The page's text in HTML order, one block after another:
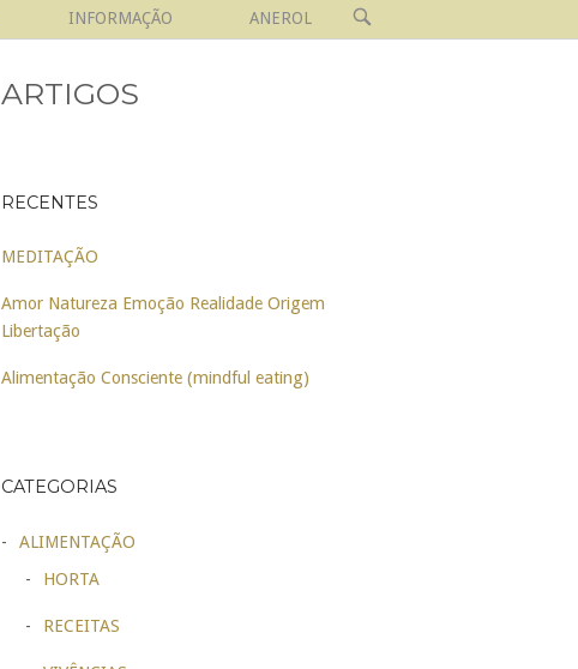
INFORMAÇÃO ANEROL
OPEN
ARTIGOS
RECENTES
MEDITAÇÃO
Amor Natureza Emoção Realidade Origem
Libertação
Alimentação Consciente (mindful eating)
CATEGORIAS
ALIMENTAÇÃO
HORTA
RECEITAS